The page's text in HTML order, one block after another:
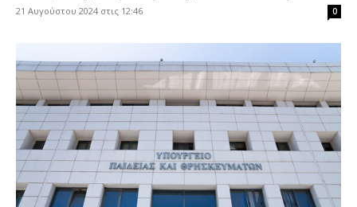
21 Αυγούστου 2024 στις 12:46 0